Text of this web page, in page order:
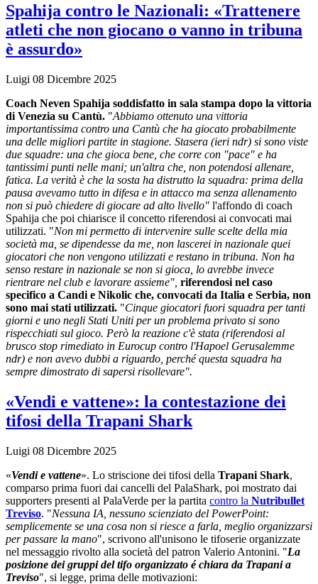
Spahija contro le Nazionali: «Trattenere
atleti che non giocano o vanno in tribuna
è assurdo»
Luigi 08 Dicembre 2025
Coach Neven Spahija soddisfatto in sala stampa dopo la vittoria
di Venezia su Cantù. "Abbiamo ottenuto una vittoria
importantissima contro una Cantù che ha giocato probabilmente
una delle migliori partite in stagione. Stasera (ieri ndr) si sono viste
due squadre: una che gioca bene, che corre con "pace" e ha
tantissimi punti nelle mani; un'altra che, non potendosi allenare,
fatica. La verità è che la sosta ha distrutto la squadra: prima della
pausa avevamo tutto in difesa e in attacco ma senza allenamento
non si può chiedere di giocare ad alto livello" l'affondo di coach
Spahija che poi chiarisce il concetto riferendosi ai convocati mai
utilizzati. "Non mi permetto di intervenire sulle scelte della mia
società ma, se dipendesse da me, non lascerei in nazionale quei
giocatori che non vengono utilizzati e restano in tribuna. Non ha
senso restare in nazionale se non si gioca, lo avrebbe invece
rientrare nel club e lavorare assieme", riferendosi nel caso
specifico a Candi e Nikolic che, convocati da Italia e Serbia, non
sono mai stati utilizzati. "Cinque giocatori fuori squadra per tanti
giorni e uno negli Stati Uniti per un problema privato si sono
rispecchiati sul gioco. Però la reazione c'è stata (riferendosi al
brusco stop rimediato in Eurocup contro l'Hapoel Gerusalemme
ndr) e non avevo dubbi a riguardo, perché questa squadra ha
sempre dimostrato di sapersi risollevare".
«Vendi e vattene»: la contestazione dei
tifosi della Trapani Shark
Luigi 08 Dicembre 2025
«Vendi e vattene». Lo striscione dei tifosi della Trapani Shark,
comparso prima fuori dai cancelli del PalaShark, poi mostrato dai
supporters presenti al PalaVerde per la partita contro la Nutribullet
Treviso. "Nessuna IA, nessuno scienziato del PowerPoint:
semplicemente se una cosa non si riesce a farla, meglio organizzarsi
per passare la mano", scrivono all'unisono le tifoserie organizzate
nel messaggio rivolto alla società del patron Valerio Antonini. "La
posizione dei gruppi del tifo organizzato é chiara da Trapani a
Treviso", si legge, prima delle motivazioni: